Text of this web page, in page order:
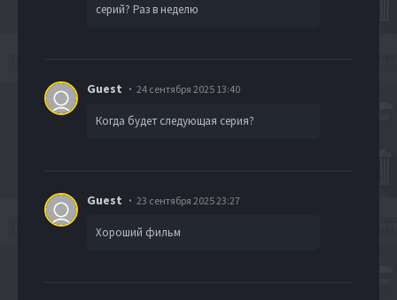
серий? Раз в неделю
Guest 24 сентября 2025 13:40
Когда будет следующая серия?
Guest 23 сентября 2025 23:27
Хороший фильм